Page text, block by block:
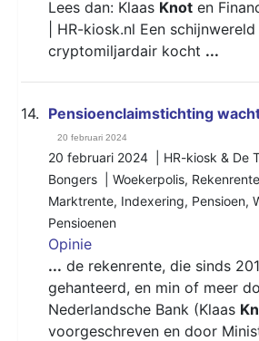
Lees dan: Klaas Knot en
| HR-kiosk.nl Een schijnwereld
cryptomiljardair kocht ...
14. Pensioenclaimstichting
20 februari 2024
20 februari 2024 | HR-kiosk & De
Bongers | Woekerpolis, Rekenrente
Marktrente, Indexering, Pensioen,
Pensioenen
Opinie
... de rekenrente, die sinds
gehanteerd, en min of meer
Nederlandsche Bank (Klaas
voorgeschreven en door